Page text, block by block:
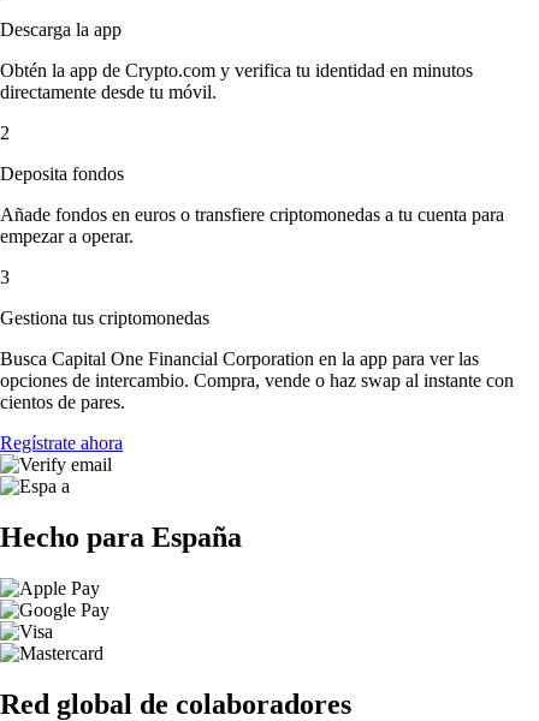
Descarga la app
Obtén la app de Crypto.com y verifica tu identidad en minutos
directamente desde tu móvil.
2
Deposita fondos
Añade fondos en euros o transfiere criptomonedas a tu cuenta para
empezar a operar.
3
Gestiona tus criptomonedas
Busca Capital One Financial Corporation en la app para ver las
opciones de intercambio. Compra, vende o haz swap al instante con
cientos de pares.
Regístrate ahora
Hecho para España
Red global de colaboradores